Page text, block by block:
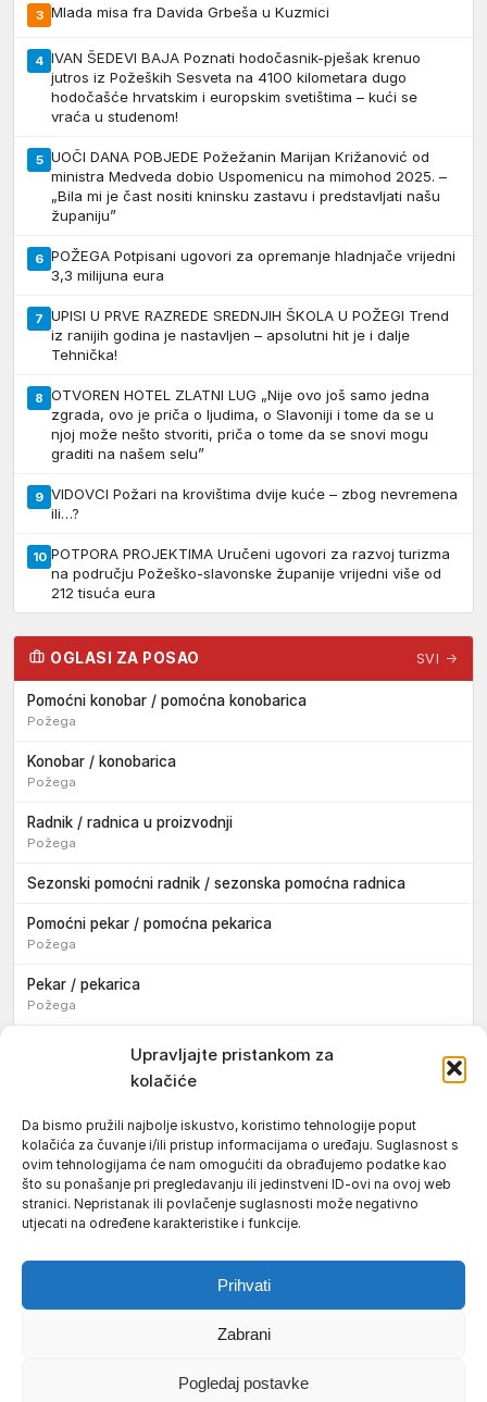
Upravljajte pristankom za
kolačiće
Da bismo pružili najbolje iskustvo, koristimo tehnologije poput
kolačića za čuvanje i/ili pristup informacijama o uređaju. Suglasnost s
ovim tehnologijama će nam omogućiti da obrađujemo podatke kao
što su ponašanje pri pregledavanju ili jedinstveni ID-ovi na ovoj web
stranici. Nepristanak ili povlačenje suglasnosti može negativno
utjecati na određene karakteristike i funkcije.
Prihvati
Zabrani
Pogledaj postavke
3 Mlada misa fra Davida Grbeša u Kuzmici
4 IVAN ŠEDEVI BAJA Poznati hodočasnik-pješak krenuo
jutros iz Požeških Sesveta na 4100 kilometara dugo
hodočašće hrvatskim i europskim svetištima – kući se
vraća u studenom!
5 UOČI DANA POBJEDE Požežanin Marijan Križanović od
ministra Medveda dobio Uspomenicu na mimohod 2025. –
„Bila mi je čast nositi kninsku zastavu i predstavljati našu
županiju”
6 POŽEGA Potpisani ugovori za opremanje hladnjače vrijedni
3,3 milijuna eura
7 UPISI U PRVE RAZREDE SREDNJIH ŠKOLA U POŽEGI Trend
iz ranijih godina je nastavljen – apsolutni hit je i dalje
Tehnička!
8 OTVOREN HOTEL ZLATNI LUG „Nije ovo još samo jedna
zgrada, ovo je priča o ljudima, o Slavoniji i tome da se u
njoj može nešto stvoriti, priča o tome da se snovi mogu
graditi na našem selu”
9 VIDOVCI Požari na krovištima dvije kuće – zbog nevremena
ili…?
10 POTPORA PROJEKTIMA Uručeni ugovori za razvoj turizma
na području Požeško-slavonske županije vrijedni više od
212 tisuća eura
OGLASI ZA POSAO SVI →
Pomoćni konobar / pomoćna konobarica
Požega
Konobar / konobarica
Požega
Radnik / radnica u proizvodnji
Požega
Sezonski pomoćni radnik / sezonska pomoćna radnica
Pomoćni pekar / pomoćna pekarica
Požega
Pekar / pekarica
Požega
Konobar / konobarica
Tokar / tokarica
Jakšić
Njegovatelj / njegovateljica starijih i nemoćnih osoba
Resnik
Pravila privatnosti